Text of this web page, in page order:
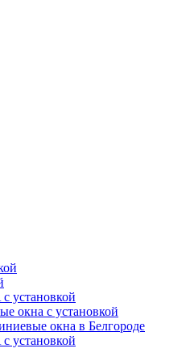
установкой
окна с установкой
окна в Белгороде
установкой